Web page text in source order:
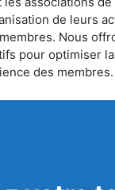
de leurs
Nous
pour optimiser
des membres.